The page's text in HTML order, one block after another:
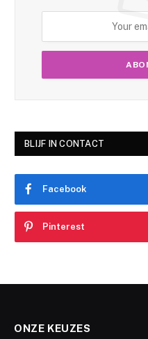
BLIJF IN CONTACT
Facebook
Pinterest
ONZE KEUZES